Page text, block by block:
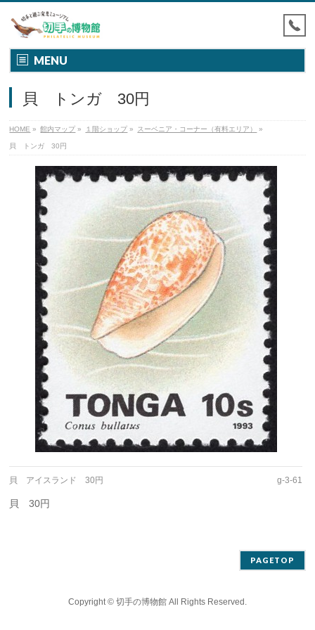
MENU
貝 トンガ 30円
HOME » 館内マップ » １階ショップ » スーベニア・コーナー（有料エリア） »
貝 トンガ 30円
貝 アイスランド 30円 g-3-61
貝 30円
PAGETOP
Copyright © 切手の博物館All Rights Reserved.